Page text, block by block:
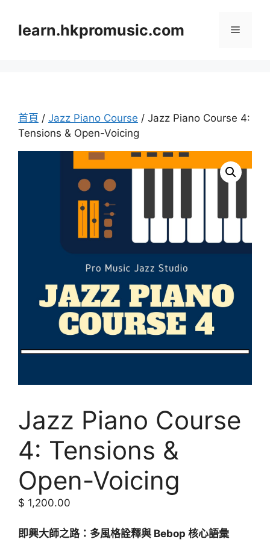
learn.hkpromusic.com 選
首頁 / Jazz Piano Course / Jazz Piano Course 4:
Tensions & Open-Voicing
Jazz Piano Course
4: Tensions &
Open-Voicing
$ 1,200.00
即興大師之路：多風格詮釋與 Bebop 核心語彙